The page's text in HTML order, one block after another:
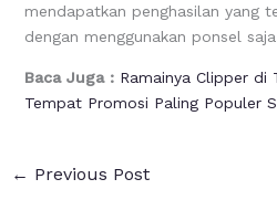
mendapatkan penghasilan yang
dengan menggunakan ponsel
Baca Juga : Ramainya Clipper di
Tempat Promosi Paling Populer
← Previous Post